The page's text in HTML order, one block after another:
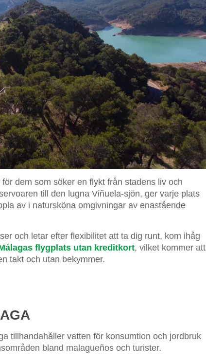
dem som söker en flykt från stadens liv och
till den lugna Viñuela-sjön, ger varje plats
av i natursköna omgivningar av enastående
och letar efter flexibilitet att ta dig runt, kom ihåg
flygplats utan kreditkort, vilket kommer att
takt och utan bekymmer.
tillhandahåller vatten för konsumtion och jordbruk
bland malagueños och turister.